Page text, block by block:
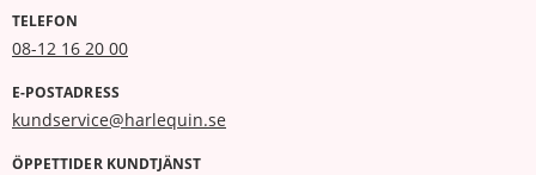
TELEFON
08-12 16 20 00
E-POSTADRESS
kundservice@harlequin.se
ÖPPETTIDER KUNDTJÄNST